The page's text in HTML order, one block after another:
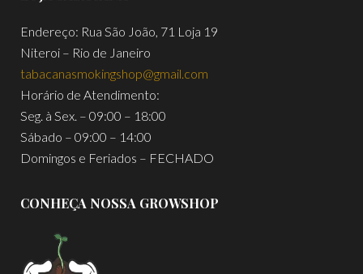
Endereço: Rua São João, 71 Loja 19
Niteroi – Rio de Janeiro
tabacanasmokingshop@gmail.com
Horário de Atendimento:
Seg. à Sex. – 09:00 – 18:00
Sábado – 09:00 – 14:00
Domingos e Feriados – FECHADO
CONHEÇA NOSSA GROWSHOP